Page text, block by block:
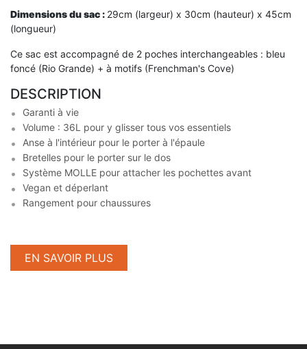
Dimensions du sac : 29cm (largeur) x 30cm (hauteur) x 45cm
(longueur)
Ce sac est accompagné de 2 poches interchangeables : bleu
foncé (Rio Grande) + à motifs (Frenchman's Cove)
DESCRIPTION
Garanti à vie
Volume : 36L pour y glisser tous vos essentiels
Anse à l'intérieur pour le porter à l'épaule
Bretelles pour le porter sur le dos
Système MOLLE pour attacher les pochettes avant
Vegan et déperlant
Rangement pour chaussures
EN SAVOIR PLUS